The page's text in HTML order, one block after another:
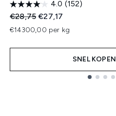
4.0 (152)
Recommended Retail Price:
€28,75Huidige prijs:
€27,17
€14300,00 per kg
SNEL KOPEN